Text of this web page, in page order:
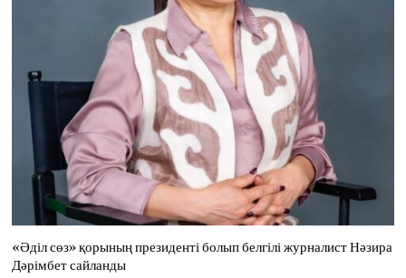
«Әділ сөз» қорының президенті болып белгілі журналист Нәзира
Дәрімбет сайланды